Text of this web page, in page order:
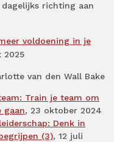
richting aan
voldoening in je
2025
van den Wall Bake
Train je team om
gaan, 23 oktober 2024
Denk in
(3), 12 juli